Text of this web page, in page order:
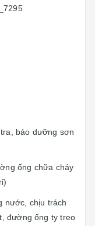
bảo dưỡng sơn
ống chữa cháy
nước, chịu trách
đường ống ty treo